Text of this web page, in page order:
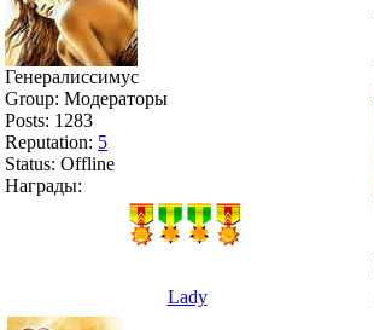
Генералиссимус
Group: Модераторы
Posts: 1283
Reputation: 5
Status: Offline
Награды:
Lady